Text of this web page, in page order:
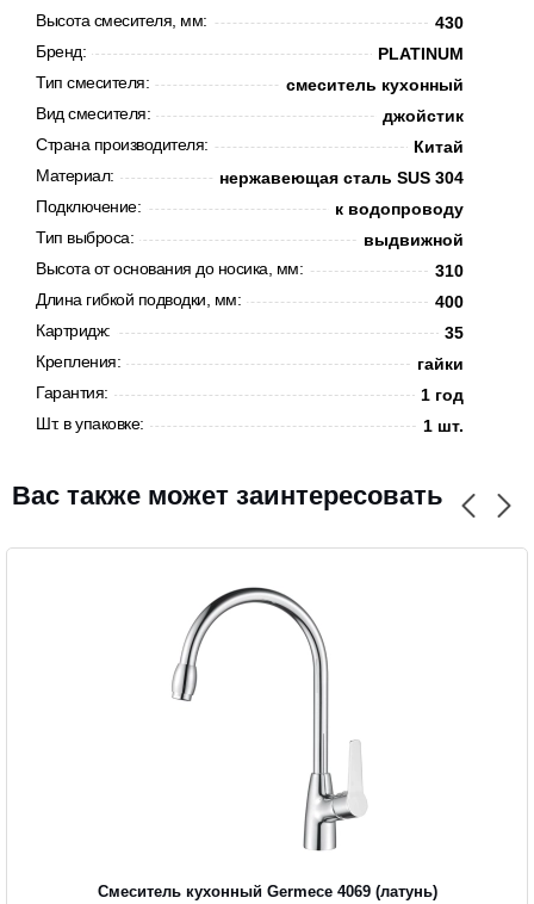
Высота смесителя, мм:
430
Бренд:
PLATINUM
Тип смесителя:
смеситель кухонный
Вид смесителя:
джойстик
Страна производителя:
Китай
Материал:
нержавеющая сталь SUS 304
Подключение:
к водопроводу
Тип выброса:
выдвижной
Высота от основания до носика, мм:
310
Длина гибкой подводки, мм:
400
Картридж:
35
Крепления:
гайки
Гарантия:
1 год
Шт. в упаковке:
1 шт.
Вас также может заинтересовать
Смеситель кухонный Germece 4069 (латунь)
OK